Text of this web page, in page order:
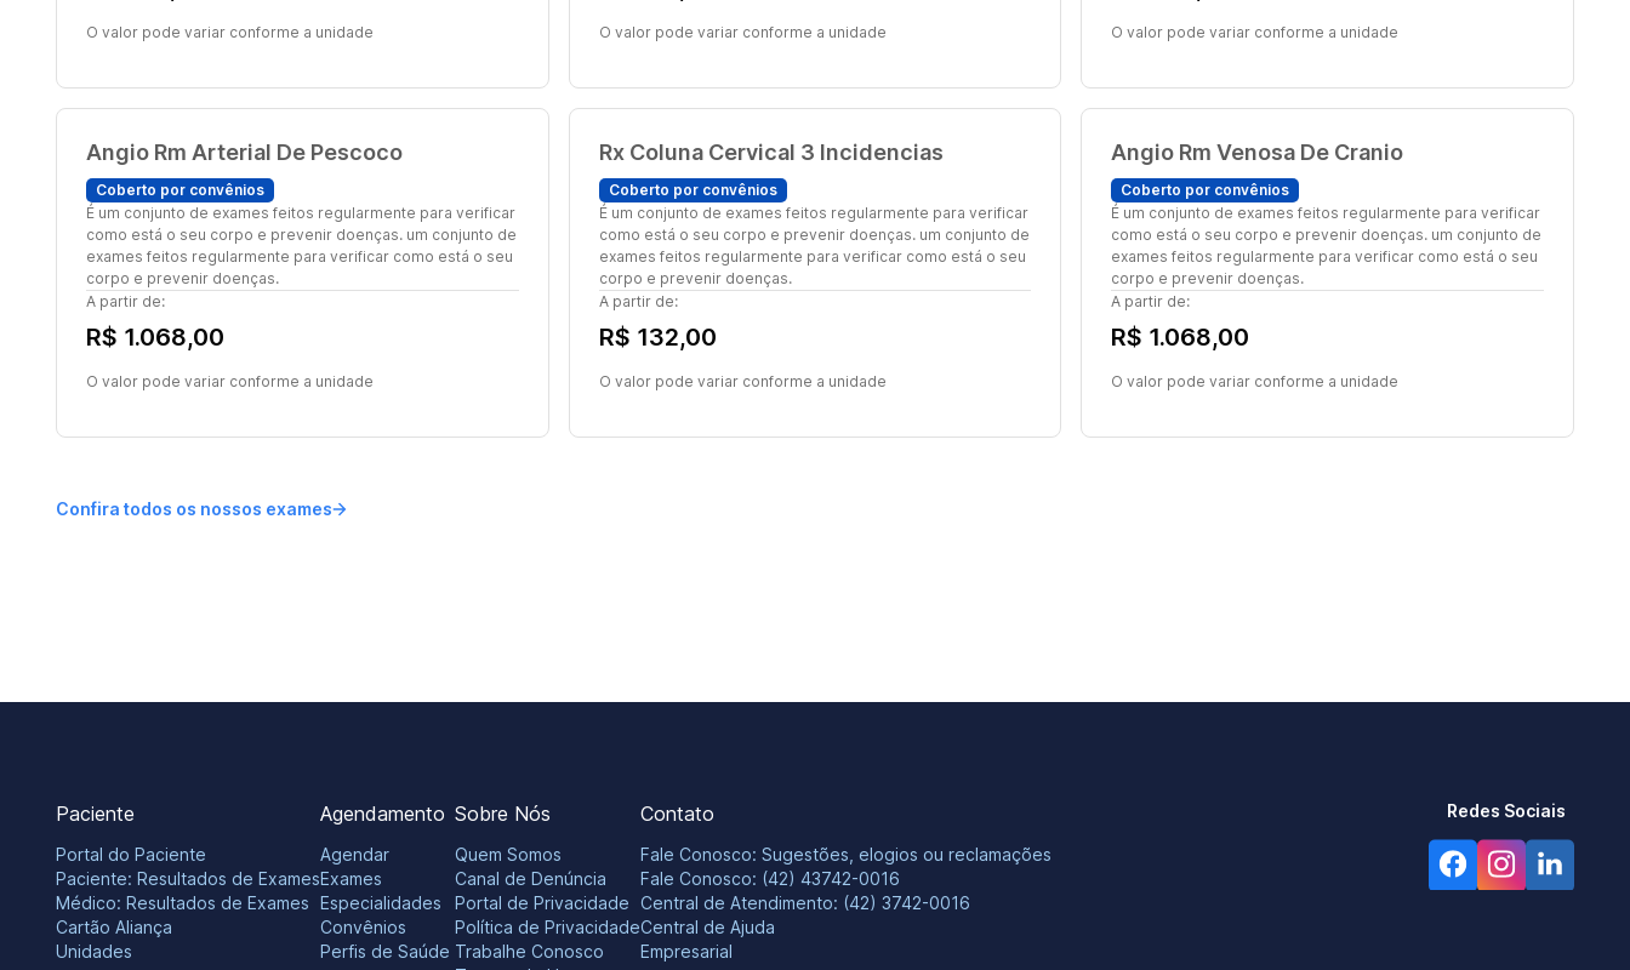
O valor pode variar conforme a unidade O valor pode variar conforme a unidade O valor pode variar conforme a unidade
Angio Rm Arterial De Pescoco
Coberto por convênios
É um conjunto de exames feitos regularmente para verificar
como está o seu corpo e prevenir doenças. um conjunto de
exames feitos regularmente para verificar como está o seu
corpo e prevenir doenças.
A partir de:
R$ 1.068,00
O valor pode variar conforme a unidade
Rx Coluna Cervical 3 Incidencias
Coberto por convênios
É um conjunto de exames feitos regularmente para verificar
como está o seu corpo e prevenir doenças. um conjunto de
exames feitos regularmente para verificar como está o seu
corpo e prevenir doenças.
A partir de:
R$ 132,00
O valor pode variar conforme a unidade
Angio Rm Venosa De Cranio
Coberto por convênios
É um conjunto de exames feitos regularmente para verificar
como está o seu corpo e prevenir doenças. um conjunto de
exames feitos regularmente para verificar como está o seu
corpo e prevenir doenças.
A partir de:
R$ 1.068,00
O valor pode variar conforme a unidade
Confira todos os nossos exames
Paciente
Portal do Paciente
Paciente: Resultados de Exames
Médico: Resultados de Exames
Cartão Aliança
Unidades
Agendamento
Agendar
Exames
Especialidades
Convênios
Perfis de Saúde
Sobre Nós
Quem Somos
Canal de Denúncia
Portal de Privacidade
Política de Privacidade
Trabalhe Conosco
Contato
Fale Conosco: Sugestões, elogios ou reclamações
Fale Conosco: (42) 43742-0016
Central de Atendimento: (42) 3742-0016
Central de Ajuda
Empresarial
Redes Sociais